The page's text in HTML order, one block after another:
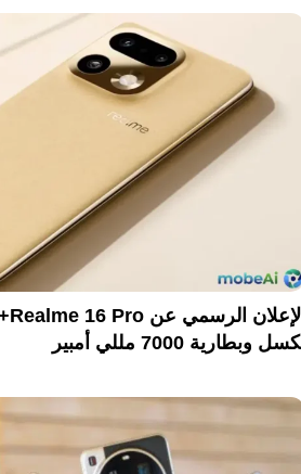
وبطارية 7000 مللي أمبير